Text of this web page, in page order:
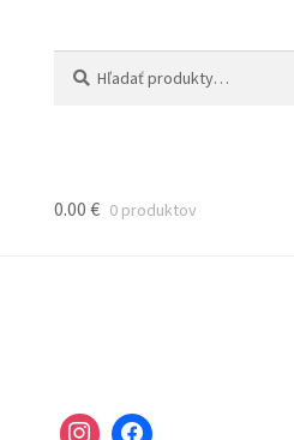
0.00 € 0 produktov